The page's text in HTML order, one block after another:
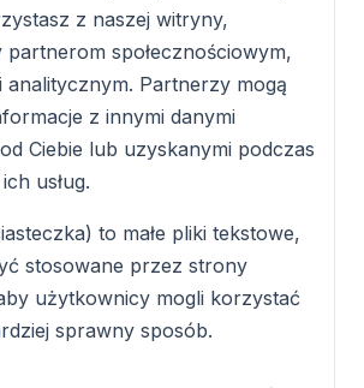
z naszej witryny,
partnerom społecznościowym,
analitycznym. Partnerzy mogą
z innymi danymi
Ciebie lub uzyskanymi podczas
usług.
to małe pliki tekstowe,
stosowane przez strony
użytkownicy mogli korzystać
sprawny sposób.